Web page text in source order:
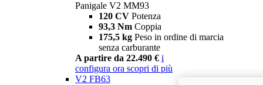
Panigale V2 MM93
120 CV Potenza
93,3 Nm Coppia
175,5 kg Peso in ordine di marcia
senza carburante
A partire da 22.490 € i
configura ora scopri di più
V2 FB63